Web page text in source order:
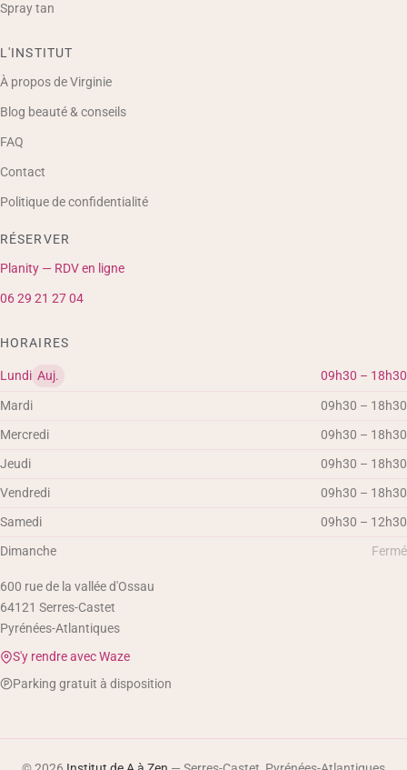
Spray tan
L'INSTITUT
À propos de Virginie
Blog beauté & conseils
FAQ
Contact
Politique de confidentialité
RÉSERVER
Planity — RDV en ligne
06 29 21 27 04
HORAIRES
Lundi Auj. 09h30 – 18h30
Mardi
09h30 – 18h30
Mercredi
09h30 – 18h30
Jeudi
09h30 – 18h30
Vendredi
09h30 – 18h30
Samedi
09h30 – 12h30
Dimanche
Fermé
600 rue de la vallée d'Ossau
64121 Serres-Castet
Pyrénées-Atlantiques
S'y rendre avec Waze
Parking gratuit à disposition